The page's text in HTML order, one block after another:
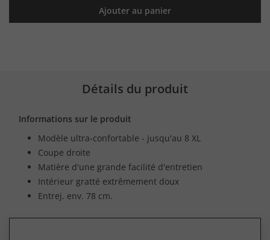
Ajouter au panier
Détails du produit
Informations sur le produit
Modèle ultra-confortable - jusqu'au 8 XL
Coupe droite
Matière d'une grande facilité d'entretien
Intérieur gratté extrêmement doux
Entrej. env. 78 cm.